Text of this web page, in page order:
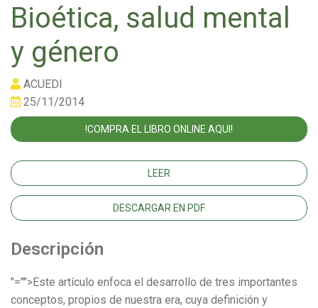
Bioética, salud mental
y género
ACUEDI
25/11/2014
!COMPRA EL LIBRO ONLINE AQUI!
LEER
DESCARGAR EN PDF
Descripción
"="">Este artículo enfoca el desarrollo de tres importantes
conceptos, propios de nuestra era, cuya definición y